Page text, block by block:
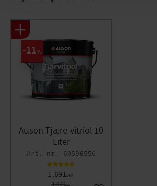
Auson Tjære-vitriol 10
Liter
60590556
1.691DKK
11 %